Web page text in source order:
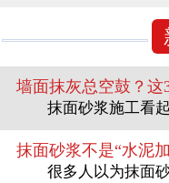
墙面抹灰总空鼓？这
抹面砂浆不是“水泥加